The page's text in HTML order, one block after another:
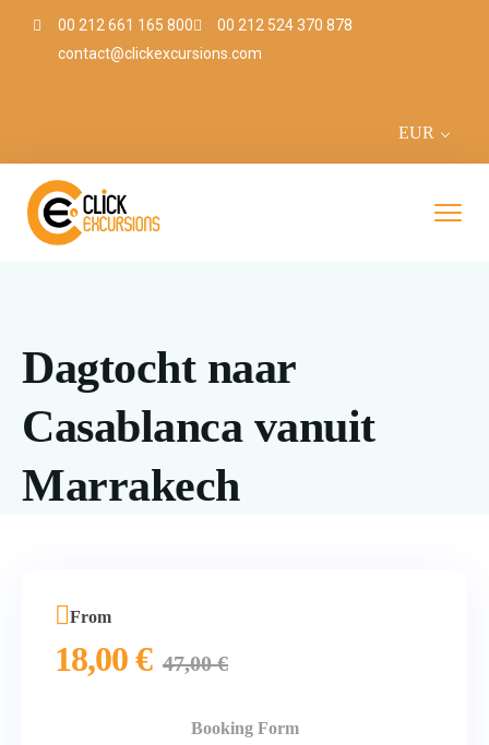
00 212 661 165 800
00 212 524 370 878
contact@clickexcursions.com
EUR
Dagtocht naar
Casablanca vanuit
Marrakech
From
18,00€ 47,00€
Booking Form